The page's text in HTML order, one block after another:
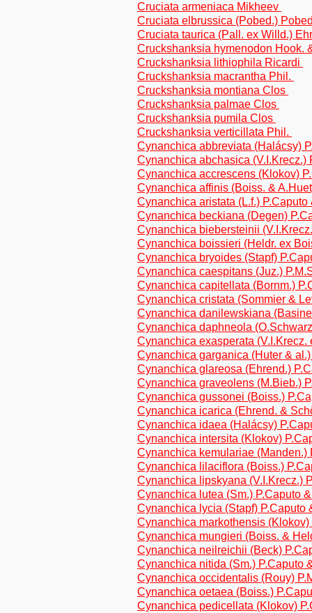
Cruciata armeniaca Mikheev
Cruciata elbrussica (Pobed.)
Cruciata taurica (Pall. ex Willd.)
Cruckshanksia hymenodon Hook.
Cruckshanksia lithiophila Ricardi
Cruckshanksia macrantha Phil.
Cruckshanksia montiana Clos
Cruckshanksia palmae Clos
Cruckshanksia pumila Clos
Cruckshanksia verticillata Phil.
Cynanchica abbreviata (Halácsy)
Cynanchica abchasica
Cynanchica accrescens (Klokov)
Cynanchica affinis (Boiss. &
Cynanchica aristata (L.f.)
Cynanchica beckiana (Degen)
Cynanchica biebersteinii
Cynanchica boissieri (Heldr. ex
Cynanchica bryoides (Stapf)
Cynanchica caespitans (Juz.)
Cynanchica capitellata (Bornm.)
Cynanchica cristata (Sommier &
Cynanchica danilewskiana
Cynanchica daphneola
Cynanchica exasperata
Cynanchica garganica (Huter &
Cynanchica glareosa (Ehrend.)
Cynanchica graveolens (M.Bieb.)
Cynanchica gussonei (Boiss.)
Cynanchica icarica (Ehrend. &
Cynanchica idaea (Halácsy)
Cynanchica intersita (Klokov)
Cynanchica kemulariae
Cynanchica lilaciflora (Boiss.)
Cynanchica lipskyana (V.I.Krecz.)
Cynanchica lutea (Sm.) P.Caputo
Cynanchica lycia (Stapf) P.Caputo
Cynanchica markothensis
Cynanchica mungieri (Boiss. &
Cynanchica neilreichii (Beck)
Cynanchica nitida (Sm.) P.Caputo
Cynanchica occidentalis (Rouy)
Cynanchica oetaea (Boiss.)
Cynanchica pedicellata (Klokov)